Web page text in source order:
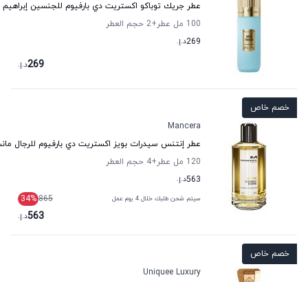
عطر جريك توباكو اكستريت دي بارفيوم للجنسين إبراهيم
100 مل عطر
+2
حجم العطر
269د.إ.
269د.إ.
خصم خاص
Mancera
عطر إنتنس سيدرات بويز اكستريت دي بارفيوم للرجال
120 مل عطر
+4
حجم العطر
563د.إ.
سيتم شحن طلبك خلال 4 يوم عمل 865
34%
563د.إ.
خصم خاص
Uniquee Luxury